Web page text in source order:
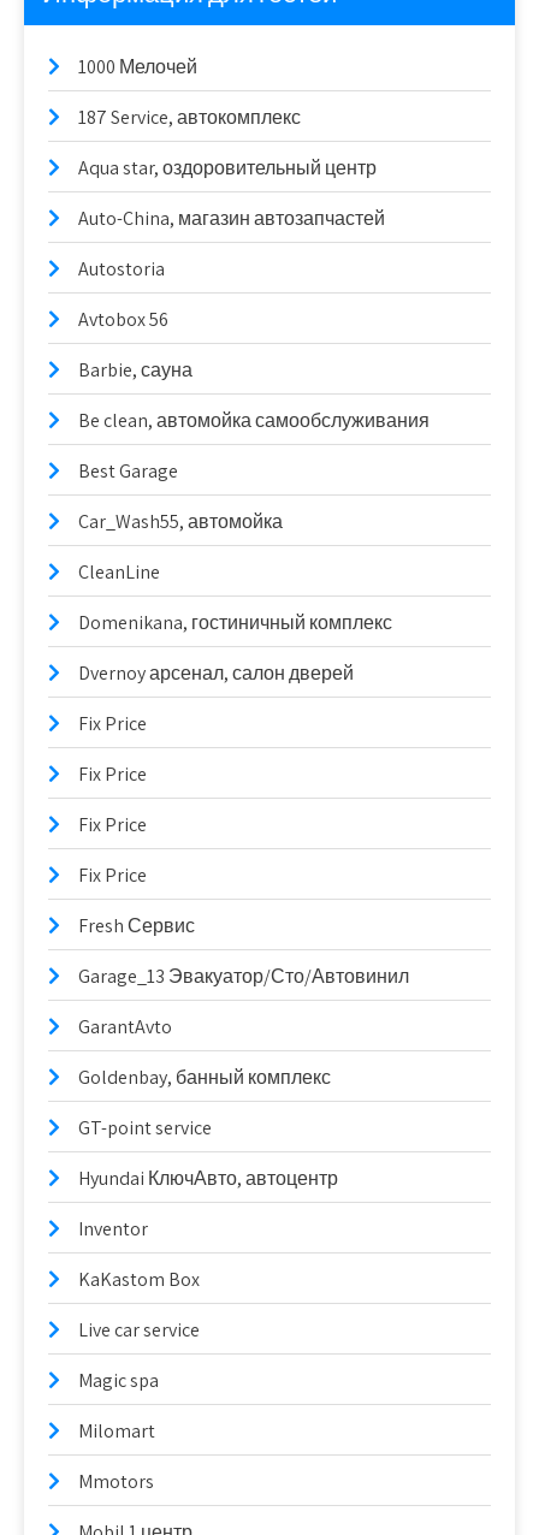
1000 Мелочей
187 Service, автокомплекс
Aqua star, оздоровительный центр
Auto-China, магазин автозапчастей
Autostoria
Avtobox 56
Barbie, сауна
Be clean, автомойка самообслуживания
Best Garage
Car_Wash55, автомойка
CleanLine
Domenikana, гостиничный комплекс
Dvernoy арсенал, салон дверей
Fix Price
Fix Price
Fix Price
Fix Price
Fresh Сервис
Garage_13 Эвакуатор/Сто/Автовинил
GarantAvto
Goldenbay, банный комплекс
GT-point service
Hyundai КлючАвто, автоцентр
Inventor
KaKastom Box
Live car service
Magic spa
Milomart
Mmotors